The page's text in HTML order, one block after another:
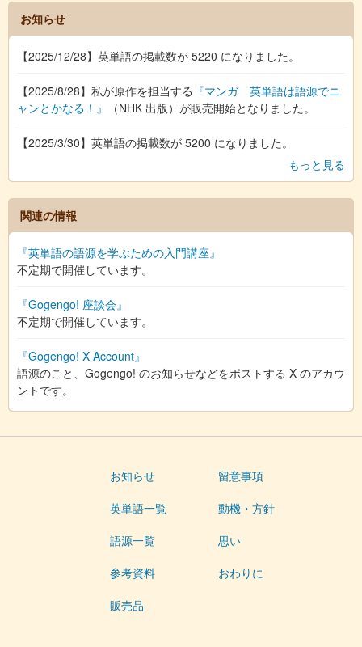
お知らせ
【2025/12/28】英単語の掲載数が 5220 になりました。
【2025/8/28】私が原作を担当する 『マンガ 英単語は語源でニ
ャンとかなる！』
（NHK 出版）が販売開始となりました。
【2025/3/30】英単語の掲載数が 5200 になりました。
もっと見る
関連の情報
『英単語の語源を学ぶための入門講座』
不定期で開催しています。
『Gogengo! 座談会』
不定期で開催しています。
『Gogengo! X Account』
語源のこと、Gogengo! のお知らせなどをポストする X のアカウ
ントです。
お知らせ
英単語一覧
語源一覧
参考資料
販売品
留意事項
動機・方針
思い
おわりに